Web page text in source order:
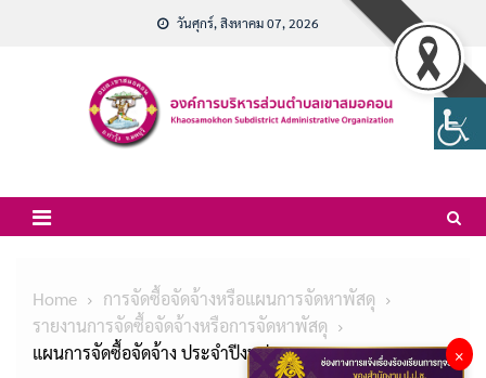
วันศุกร์, สิงหาคม 07, 2026
Home
การจัดซื้อจัดจ้างหรือแผนการจัดหาพัสดุ
รายงานการจัดซื้อจัดจ้างหรือการจัดหาพัสดุ
แผนการจัดซื้อจัดจ้าง ประจำปีงบประมาณ พ.ศ.2566
×